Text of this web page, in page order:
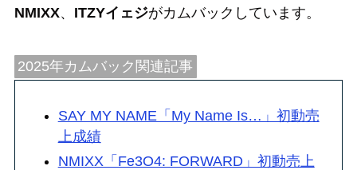
NMIXX、 ITZYイェジがカムバックしています。
2025年カムバック関連記事
SAY MY NAME「My Name Is…」初動売
上成績
NMIXX「Fe3O4: FORWARD」初動売上